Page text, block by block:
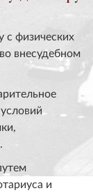
с физических
внесудебном
и